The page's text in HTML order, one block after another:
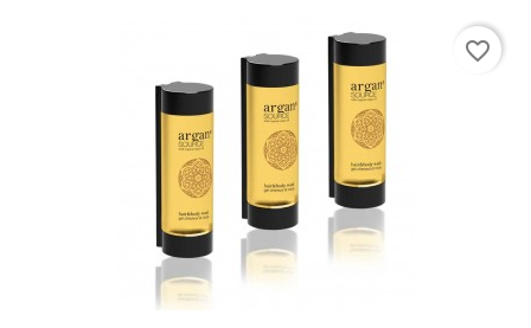
favorite_border